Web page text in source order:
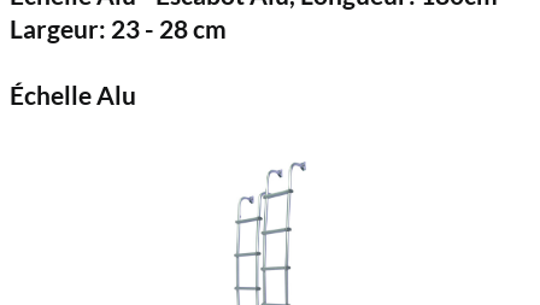
Largeur: 23 - 28 cm
Échelle Alu